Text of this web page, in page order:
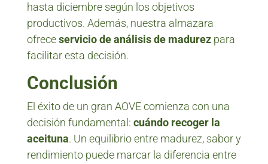
hasta diciembre según los objetivos
productivos. Además, nuestra almazara
ofreceservicio de análisis de madurezpara
facilitar esta decisión.
Conclusión
El éxito de un gran AOVE comienza con una
decisión fundamental: cuándo recoger la
aceituna. Un equilibrio entre madurez, sabor y
rendimiento puede marcar la diferencia entre